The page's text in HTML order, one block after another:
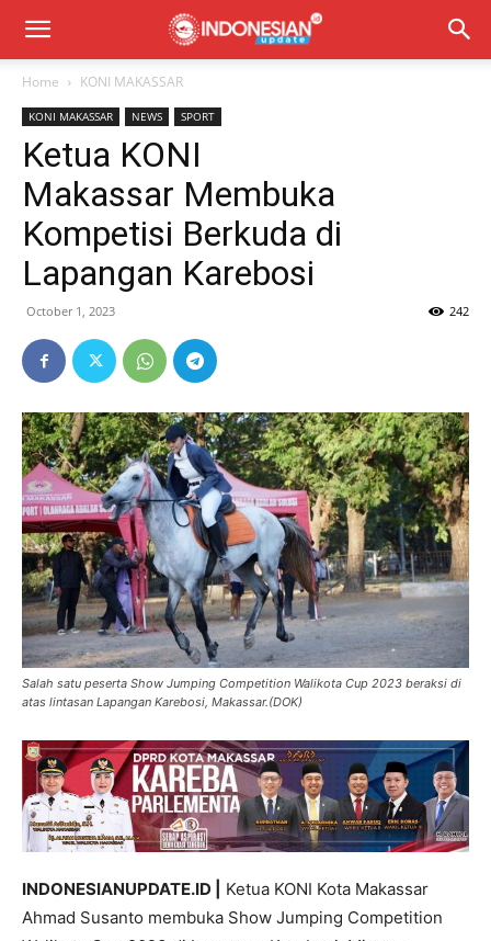
Home KONI MAKASSAR
KONI MAKASSAR NEWS SPORT
Ketua KONI
Makassar Membuka
Kompetisi Berkuda di
Lapangan Karebosi
October 1, 2023 242
Salah satu peserta Show Jumping Competition Walikota Cup 2023 beraksi di
atas lintasan Lapangan Karebosi, Makassar.(DOK)
INDONESIANUPDATE.ID |
Ketua KONI Kota Makassar
Ahmad Susanto membuka Show Jumping Competition